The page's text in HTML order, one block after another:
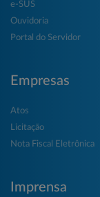
e-SUS
Ouvidoria
Portal do Servidor
Empresas
Atos
Licitação
Nota Fiscal Eletrônica
Imprensa